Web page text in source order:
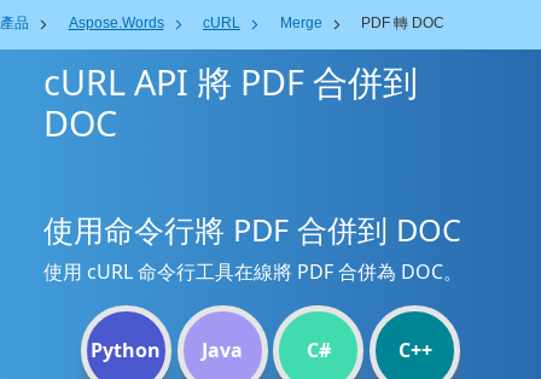
產品 Aspose.Words cURL Merge PDF 轉 DOC
cURL API 將 PDF 合併到
DOC
使用命令行將 PDF 合併到 DOC
使用 cURL 命令行工具在線將 PDF 合併為 DOC。
Python Java C# C++